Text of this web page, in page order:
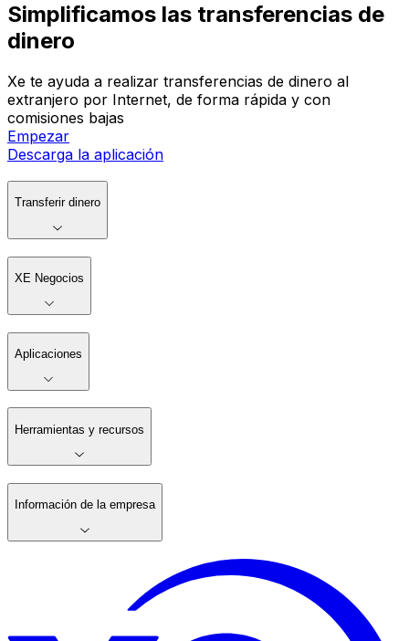
Simplificamos las transferencias de
dinero
Xe te ayuda a realizar transferencias de dinero al
extranjero por Internet, de forma rápida y con
comisiones bajas
Empezar
Descarga la aplicación
Transferir dinero
XE Negocios
Aplicaciones
Herramientas y recursos
Información de la empresa